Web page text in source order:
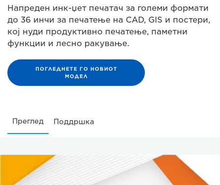
Напреден инк-џет печатач за големи формати
до 36 инчи за печатење на CAD, GIS и постери,
кој нуди продуктивно печатење, паметни
функции и лесно ракување.
ПОГЛЕДНЕТЕ ГО НОВИОТ
МОДЕЛ
Преглед Поддршка